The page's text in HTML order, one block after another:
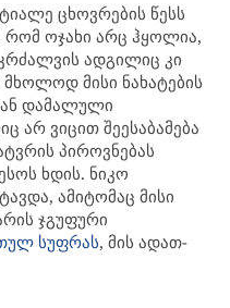
ცხოვრების წესს
რომ ოჯახი არც ჰყოლია,
ადგილიც კი
მისი ნახატების
დამალული
არ ვიცით შეესაბამება
პიროვნებას
ხდის. ნიკო
ამიტომაც მისი
ჯგუფური
სუფრას, მის ადათ-